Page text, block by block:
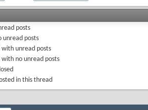
posts
unread posts
unread posts
no unread posts
in this thread